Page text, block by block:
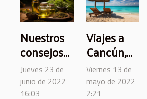
Nuestros
consejos
para elegir
el mejor
Jueves 23 de
junio de 2022
16:03
Viajes a
Cancún,
México:
¿Qué
Viernes 13 de
mayo de 2022
2:21